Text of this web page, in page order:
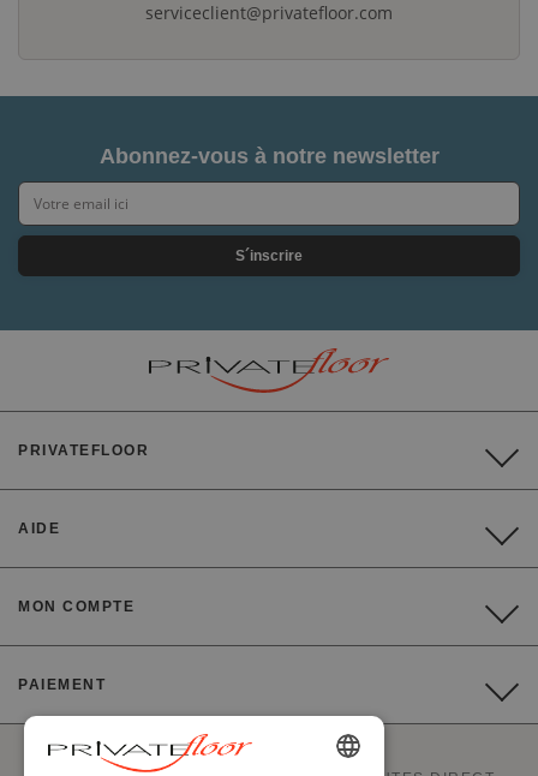
serviceclient@privatefloor.com
Abonnez-vous à notre newsletter
S´inscrire
PRIVATEFLOOR
AIDE
MON COMPTE
PAIEMENT